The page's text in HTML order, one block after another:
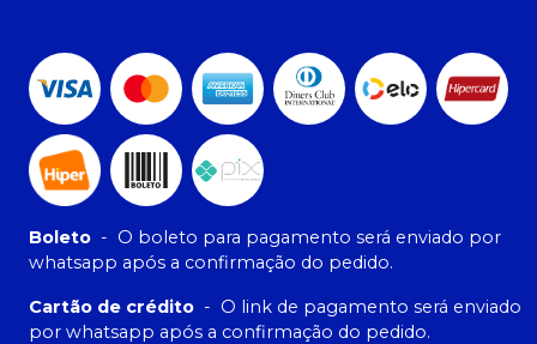
Boleto - O boleto para pagamento será enviado por
whatsapp após a confirmação do pedido.
Cartão de crédito - O link de pagamento será enviado
por whatsapp após a confirmação do pedido.